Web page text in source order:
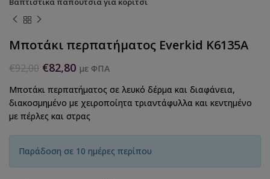
Μποτάκι περπατήματος Everkid K6135A
€92,00 €82,80 με ΦΠΑ
Μποτάκι περπατήματος σε λευκό δέρμα και διαφάνεια,
διακοσμημένο με χειροποίητα τριαντάφυλλα και κεντημένο
με πέρλες και στρας
Παράδοση σε 10 ημέρες περίπου